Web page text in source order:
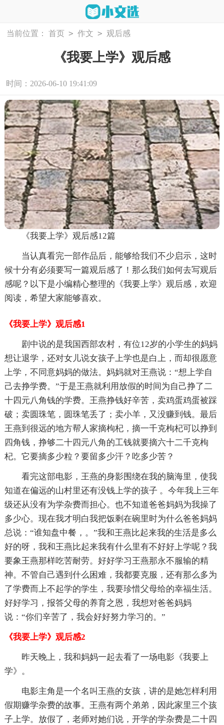
当前位置： 首页 > 作文 > 观后感
《我要上学》观后感
时间：2026-06-10 19:41:09
《我要上学》观后感12篇
当认真看完一部作品后，能够给我们不少启示，这时
候十分有必须要写一篇观后感了！那么我们如何去写观后
感呢？以下是小编精心整理的《我要上学》观后感，欢迎
阅读，希望大家能够喜欢。
《我要上学》观后感1
剧中说的是我国西部农村，有位12岁的小学生的妈妈
想让退学，还对女儿说女孩子上学也是白上，而却很愿意
上学，不同意妈妈的做法。妈妈就对王燕说：“想上学自
己去挣学费。”于是王燕就利用放假的时间为自己挣了二
十四元八角钱的学费。王燕挣钱好辛苦，卖鸡蛋鸡蛋被踩
破；卖圆珠笔，圆珠笔丢了；卖小羊，又没赚到钱。最后
王燕到很远的地方帮人家摘枸杞，摘一千克枸杞可以挣到
四角钱，挣够二十四元八角的工钱就要摘六十二千克枸
杞。它要摘多少粒？要留多少汗？吃多少苦？
看完这部电影，王燕的身影围绕在我的脑海里，使我
知道在偏远的山村里还有没钱上学的孩子 。今年我上三年
级还从没有为学杂费而担心。也不知道爸爸妈妈为我操了
多少心。现在我才明白我把饭剩在碗里时为什么爸爸妈妈
总说：“谁知盘中餐，。”我和王燕比起来我的生活是多么
好的呀，我和王燕比起来我有什么里有不好好上学呢？我
要象王燕那样吃苦耐劳。好好学习王燕那永不服输的精
神。不管自己遇到什么困难，我都要克服，还有那么多为
了学费而上不起学的学生，我要珍惜父母给的幸福生活。
好好学习，报答父母的养育之恩，我想对爸爸妈妈
说：“你们辛苦了，我会好好努力学习的。”
《我要上学》观后感2
昨天晚上，我和妈妈一起去看了一场电影《我要上
学》。
电影主角是一个名叫王燕的女孩，讲的是她怎样利用
假期赚学杂费的故事。王燕有两个弟弟，因此家里三个孩
子上学。放假了，老师对她们说，开学的学杂费是二十四